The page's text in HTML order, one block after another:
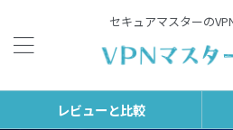
セキュアマスターの
レビューと比較